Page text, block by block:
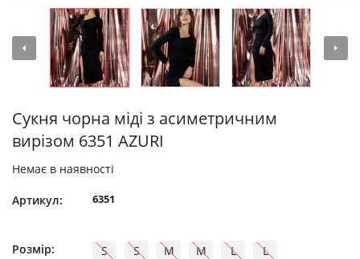
Сукня чорна міді з асиметричним
вирізом 6351 AZURI
Немає в наявності
Артикул: 6351
Розмір: S S M M L L